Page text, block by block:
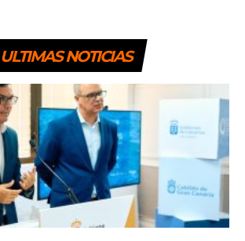
ULTIMAS NOTICIAS